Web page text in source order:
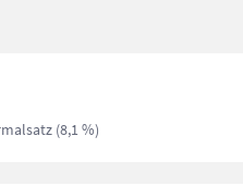
(8,1 %)